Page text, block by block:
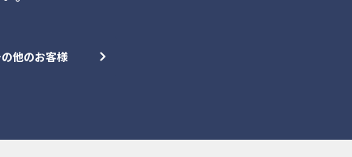
他のお客様